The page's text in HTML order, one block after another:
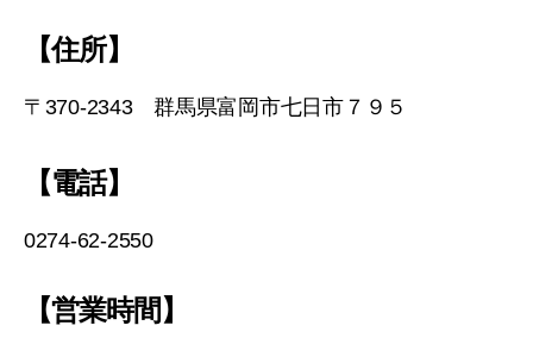
【住所】
〒370-2343 群馬県富岡市七日市７９５
【電話】
0274-62-2550
【営業時間】